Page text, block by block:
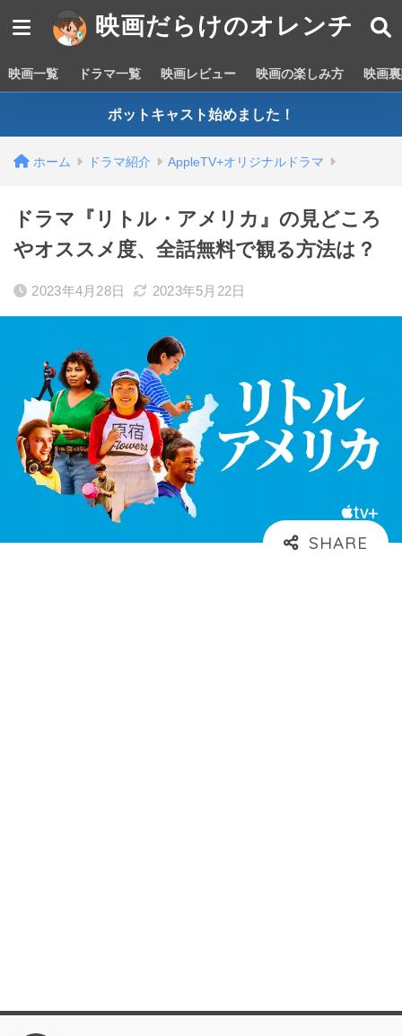
映画だらけのオレンチ
映画一覧 ドラマ一覧 映画レビュー 映画の楽しみ方 映画
ポットキャスト始めました！
ホーム ドラマ紹介 AppleTV+オリジナルドラマ
ドラマ『リトル・アメリカ』の見どころ
やオススメ度、全話無料で観る方法は？
2023年4月28日 2023年5月22日